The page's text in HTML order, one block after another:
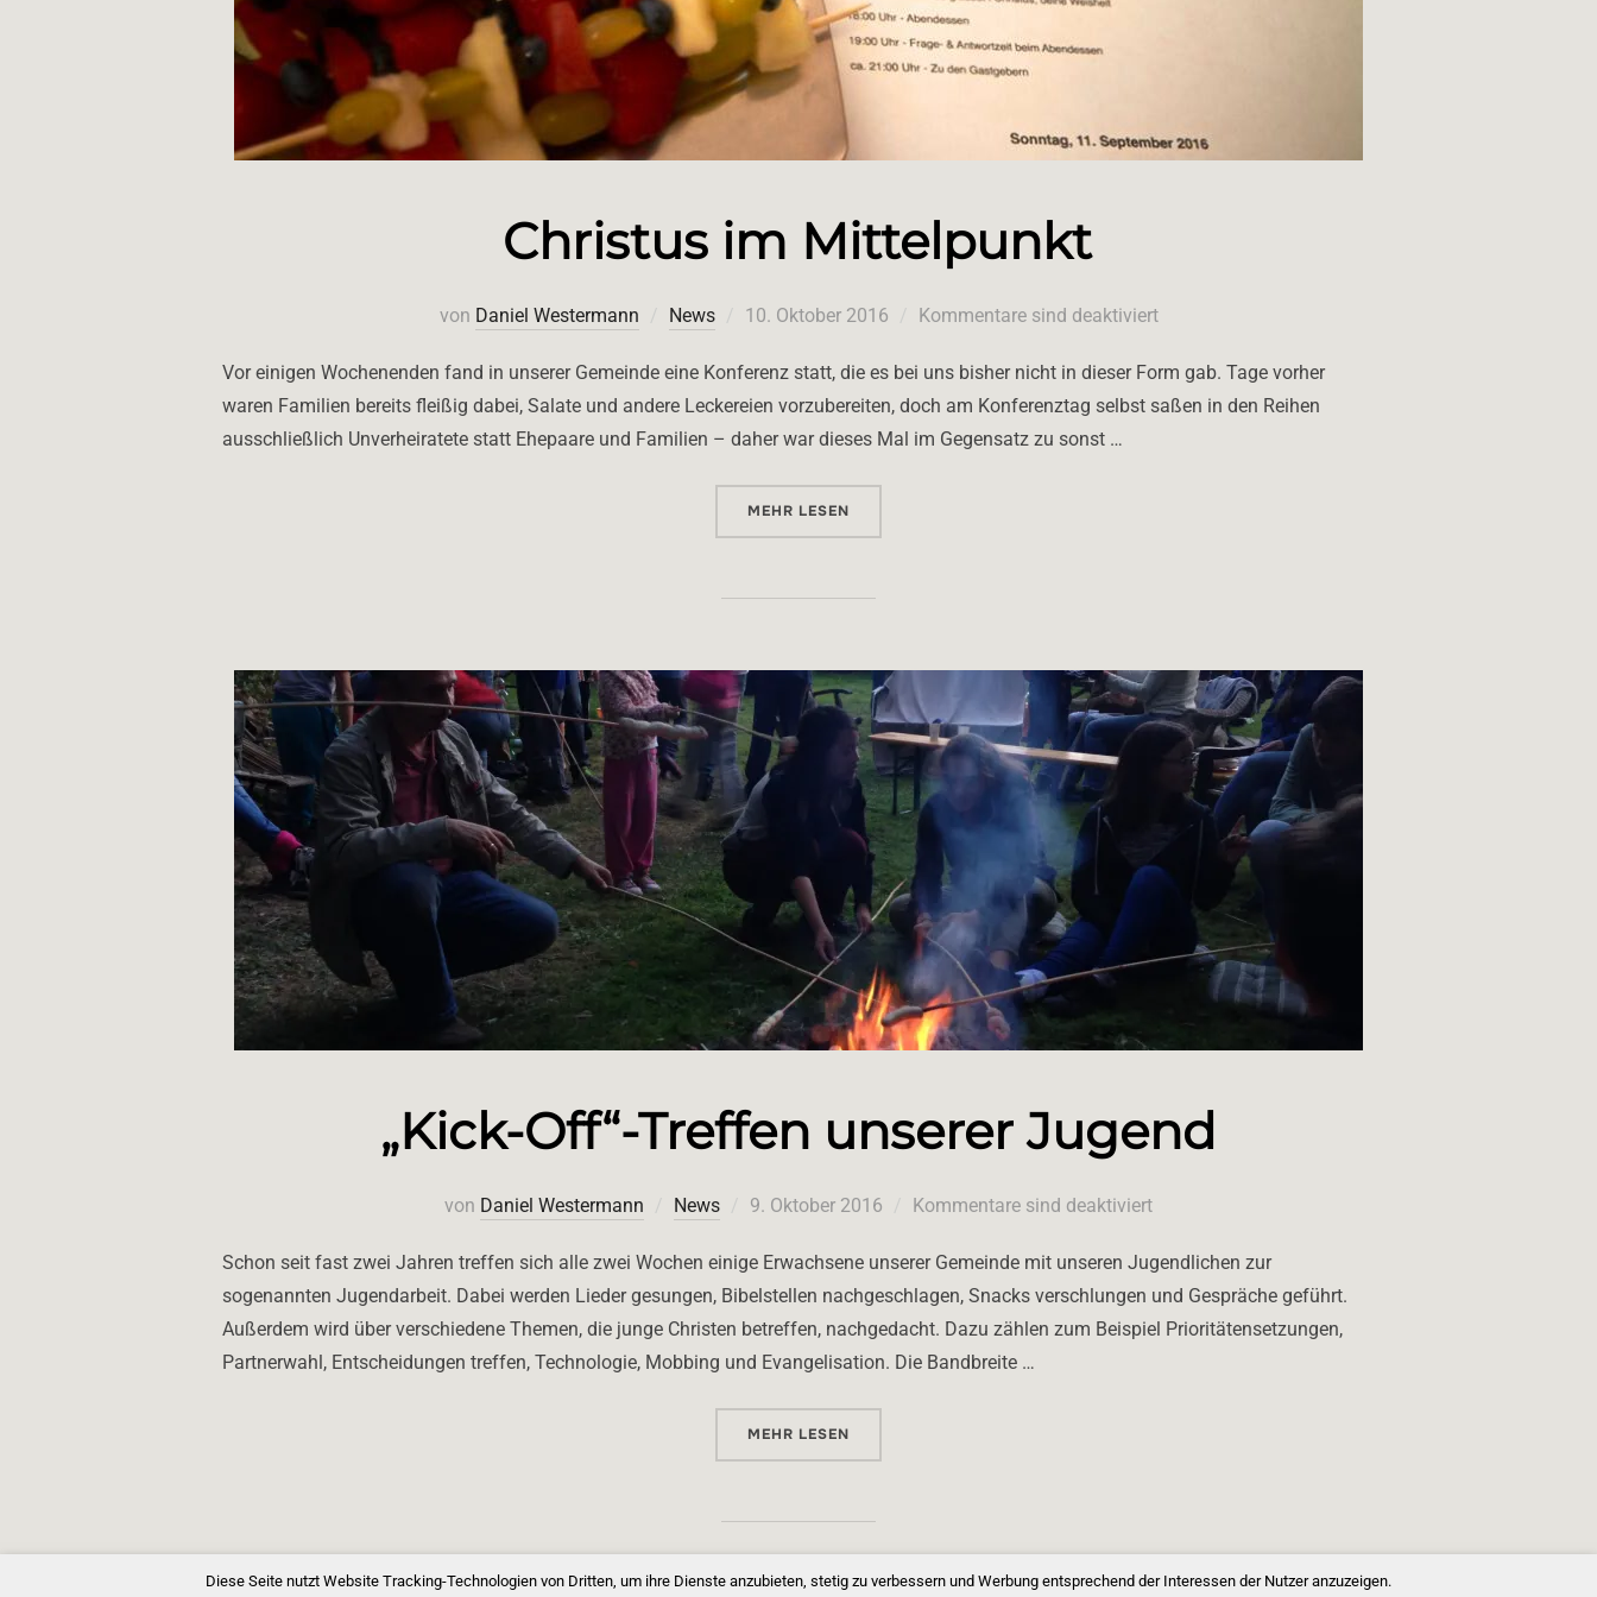
Christus im Mittelpunkt
von Daniel Westermann News
Veröffentlicht
10. Oktober 2016 Kommentare sind deaktiviert
Vor einigen Wochenenden fand in unserer Gemeinde eine Konferenz statt, die es bei uns bisher nicht in dieser Form gab. Tage vorher
waren Familien bereits fleißig dabei, Salate und andere Leckereien vorzubereiten, doch am Konferenztag selbst saßen in den Reihen
ausschließlich Unverheiratete statt Ehepaare und Familien – daher war dieses Mal im Gegensatz zu sonst …
MEHR ÜBER „CHRISTUS IM MITTELPUNKT“
LESEN
„Kick-Off“-Treffen unserer Jugend
von Daniel Westermann News
Veröffentlicht
9. Oktober 2016 Kommentare sind deaktiviert
Schon seit fast zwei Jahren treffen sich alle zwei Wochen einige Erwachsene unserer Gemeinde mit unseren Jugendlichen zur
sogenannten Jugendarbeit. Dabei werden Lieder gesungen, Bibelstellen nachgeschlagen, Snacks verschlungen und Gespräche geführt.
Außerdem wird über verschiedene Themen, die junge Christen betreffen, nachgedacht. Dazu zählen zum Beispiel Prioritätensetzungen,
Partnerwahl, Entscheidungen treffen, Technologie, Mobbing und Evangelisation. Die Bandbreite …
MEHR ÜBER „„KICK-OFF“-TREFFEN UNSERER JUGEND“
LESEN
Diese Seite nutzt Website Tracking-Technologien von Dritten, um ihre Dienste anzubieten, stetig zu verbessern und Werbung entsprechend der Interessen der Nutzer anzuzeigen.